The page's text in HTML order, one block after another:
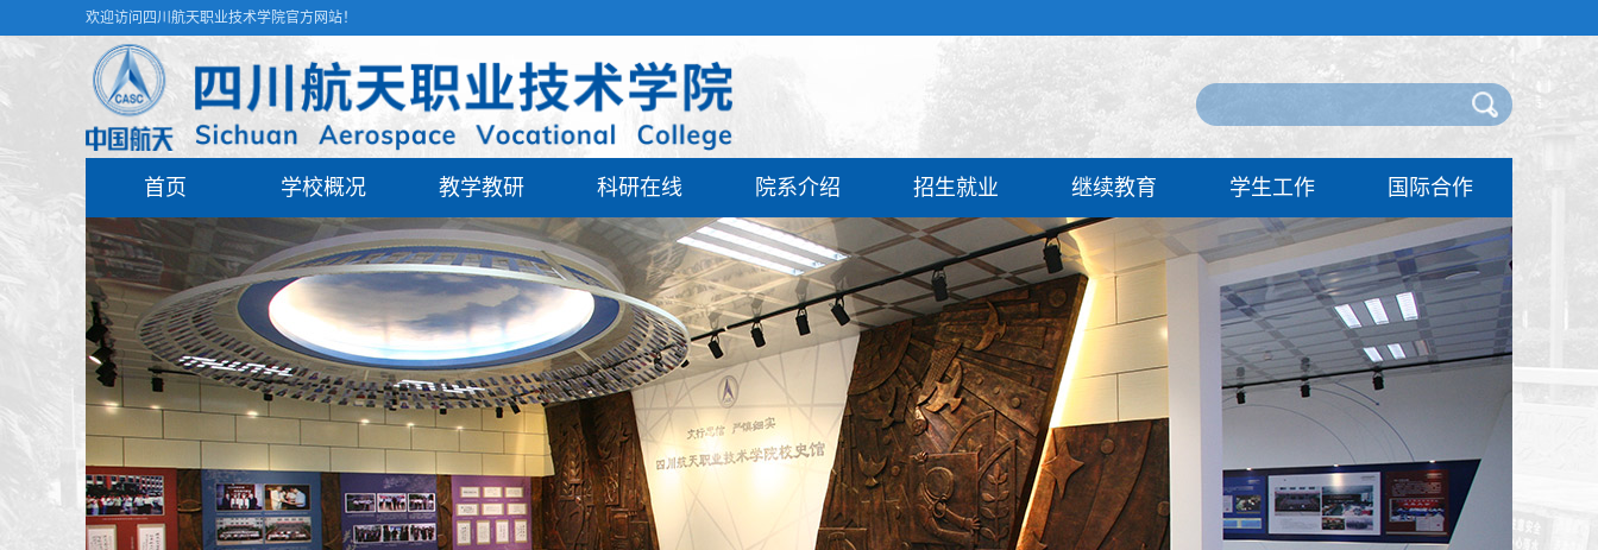
欢迎访问四川航天职业技术学院官方网站！
首页 学校概况 教学教研 科研在线 院系介绍 招生就业 继续教育 学生工作 国际合作